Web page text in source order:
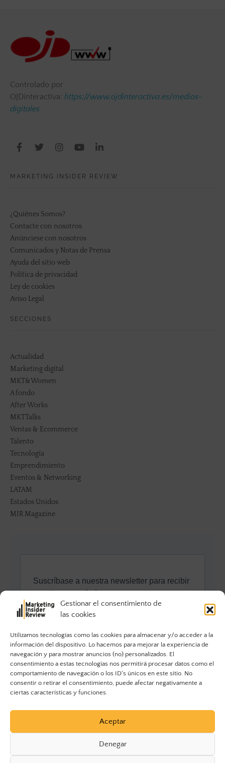
Gestionar el consentimiento de
las cookies
Utilizamos tecnologías como las cookies para almacenar y/o acceder a la
información del dispositivo. Lo hacemos para mejorar la experiencia de
navegación y para mostrar anuncios (no) personalizados. El
consentimiento a estas tecnologías nos permitirá procesar datos como el
comportamiento de navegación o los ID's únicos en este sitio. No
consentir o retirar el consentimiento, puede afectar negativamente a
ciertas características y funciones.
Aceptar
Denegar
Controlado por
OJDinteractiva: https://www.ojdinteractiva.es/medios-
digitales
MARKETING INSIDER REVIEW
¿Quiénes Somos?
Contacte con nosotros
Anúnciese con nosotros
Comunicados y Notas de Prensa
Ayuda del sitio web
Política de privacidad
Ley de cookies
Aviso Legal
SECCIONES
Actualidad
Marketing digital
MKT&Women
A fondo
After Works
MKTTalks
Ventas & Ecommerce
Talento
Tecnología
Emprendimiento
Eventos & Networking
LATAM
Estados Unidos
MIR Magazine